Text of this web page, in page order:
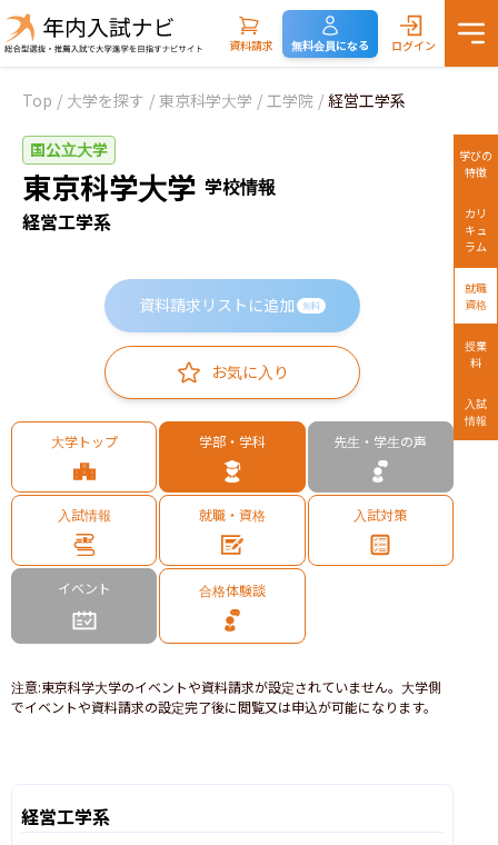
資料請求 無料会員になる ログイン
Top / 大学を探す / 東京科学大学 / 工学院 / 経営工学系
国公立大学
東京科学大学 学校情報
経営工学系
資料請求リストに追加 無料
お気に入り
大学トップ 学部・学科 先生・学生の声
入試情報 就職・資格 入試対策
イベント 合格体験談
注意:東京科学大学のイベントや資料請求が設定されていません。大学側
でイベントや資料請求の設定完了後に閲覧又は申込が可能になります。
経営工学系
学びの
特徴
カリ
キュ
ラム
就職
資格
授業
料
入試
情報